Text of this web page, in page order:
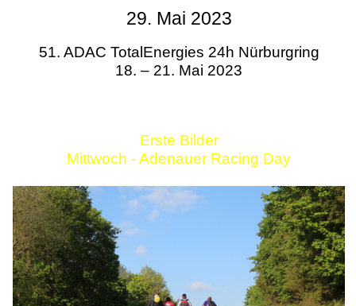
29. Mai 2023
51. ADAC TotalEnergies 24h Nürburgring
18. – 21. Mai 2023
Erste Bilder
Mittwoch - Adenauer Racing Day